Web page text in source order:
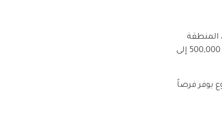
المنطقة
تشهد إقبالاً كبيراً من السياح والمقيمين مما يضمن استقرار العائد الإيجاري، أسعار الشقق في الحمراء تتراوح بين 500,000 إلى
يوفر فرصاً